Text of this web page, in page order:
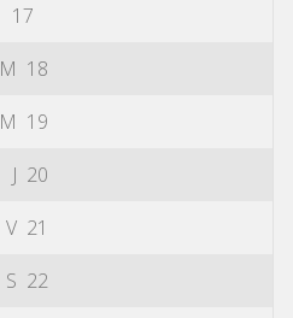
17
M 18
M 19
J 20
V 21
S 22